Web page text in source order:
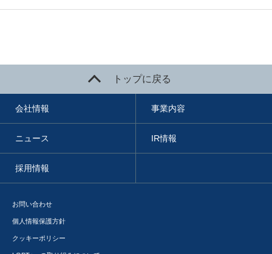
トップに戻る
会社情報 事業内容
ニュース IR情報
採用情報
お問い合わせ
個人情報保護方針
クッキーポリシー